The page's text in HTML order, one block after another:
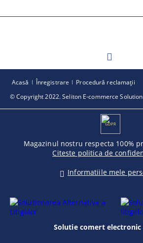
© Copyright 2022. Seliton E-commerce Solution
Acasă Înregistrare Procedură reclamaţii
GDPR
Magazinul nostru respecta 100%
Citeste politica de
Informatiile mele
Solutie comert electronic